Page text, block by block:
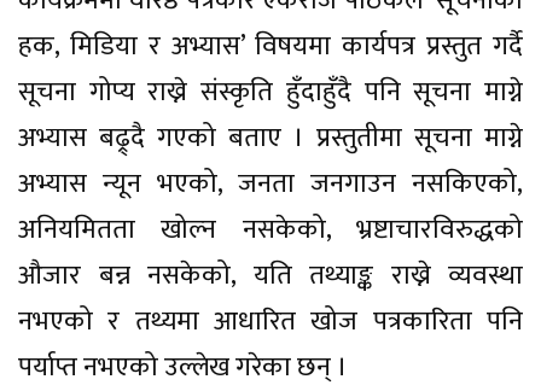
हक, मिडिया र अभ्यास’ विषयमा कार्यपत्र प्रस्तुत गर्दै
सूचना गोप्य राख्ने संस्कृति हुँदाहुँदै पनि सूचना माग्ने
अभ्यास बढ्र्दै गएको बताए । प्रस्तुतीमा सूचना माग्ने
अभ्यास न्यून भएको, जनता जनगाउन नसकिएको,
अनियमितता खोल्न नसकेको, भ्रष्टाचारविरुद्धको
औजार बन्न नसकेको, यति तथ्याङ्क राख्ने व्यवस्था
नभएको र तथ्यमा आधारित खोज पत्रकारिता पनि
पर्याप्त नभएको उल्लेख गरेका छन् ।